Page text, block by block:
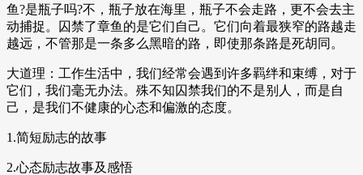
鱼?是瓶子吗?不，瓶子放在海里，瓶子不会走路，更不会去主
动捕捉。囚禁了章鱼的是它们自己。它们向着最狭窄的路越走
越远，不管那是一条多么黑暗的路，即使那条路是死胡同。
大道理：工作生活中，我们经常会遇到许多羁绊和束缚，对于
它们，我们毫无办法。殊不知囚禁我们的不是别人，而是自
己，是我们不健康的心态和偏激的态度。
1.简短励志的故事
2.心态励志故事及感悟